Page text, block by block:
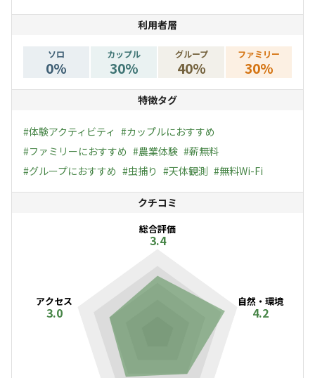
利用者層
ソロ
0%
カップル
30%
グループ
40%
ファミリー
30%
特徴タグ
#体験アクティビティ #カップルにおすすめ
#ファミリーにおすすめ #農業体験 #薪無料
#グループにおすすめ #虫捕り #天体観測 #無料Wi-Fi
クチコミ
総合評価
3.4
自然・環境
4.2
アクセス
3.0